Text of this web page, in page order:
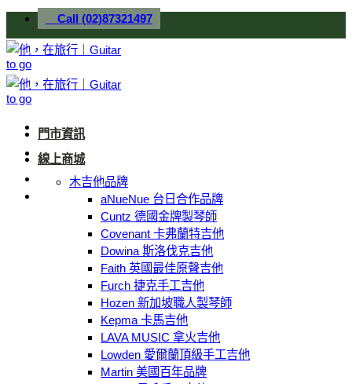
Skip
content
Call (02)87321497
門市資訊
線上商城
木吉他品牌
aNueNue 台日合作品牌
Cuntz 德國金牌製琴師
Covenant 卡弗蘭特吉他
Dowina 斯洛伐克吉他
Faith 英國最佳原聲吉他
Furch 捷克手工吉他
Hozen 新加坡職人製琴師
Kepma 卡馬吉他
LAVA MUSIC 拿火吉他
Lowden 愛爾蘭頂級手工吉他
Martin 美國百年品牌